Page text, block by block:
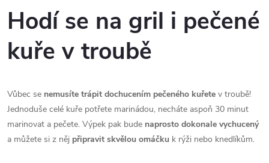
Hodí se na gril i pečené
kuře v troubě
Vůbec se nemusíte trápit dochucením pečeného kuřete v troubě!
Jednoduše celé kuře potřete marinádou, necháte aspoň 30 minut
marinovat a pečete. Výpek pak bude naprosto dokonale vychucený
a můžete si z něj připravit skvělou omáčku k rýži nebo knedlíkům.